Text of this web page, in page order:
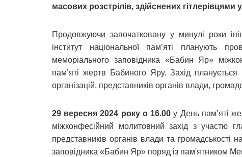
масових розстрілів, здійснених
Продовжуючи започатковану у минулі роки
інститут національної пам’яті планують
меморіального заповідника «Бабин Яр»
пам’яті жертв Бабиного Яру. Захід планується
організацій, представників органів влади,
29 вересня 2024 року о 16.00 у День пам’яті
міжконфесійний молитовний захід з участю
представників органів влади та громадськості
заповідника «Бабин Яр» поряд із пам'ятником